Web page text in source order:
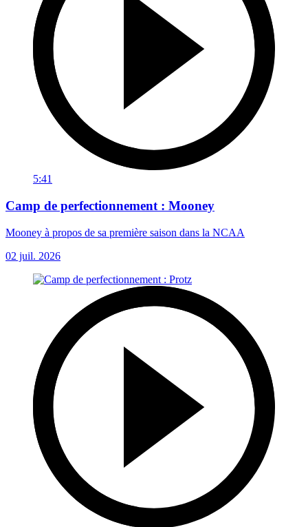
5:41
Camp de perfectionnement : Mooney
Mooney à propos de sa première saison dans la NCAA
02 juil. 2026